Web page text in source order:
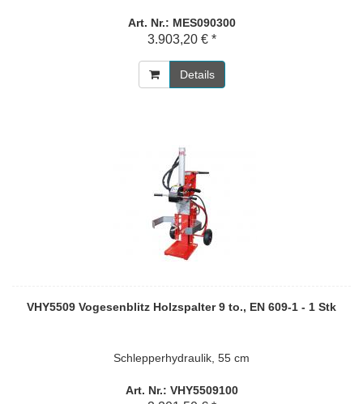
Art. Nr.: MES090300
3.903,20 € *
Details
VHY5509 Vogesenblitz Holzspalter 9 to., EN 609-1 - 1 Stk
Schlepperhydraulik, 55 cm
Art. Nr.: VHY5509100